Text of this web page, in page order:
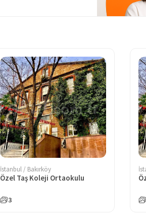
İstanbul / Bakırköy
Özel Taş Koleji Ortaokulu
3